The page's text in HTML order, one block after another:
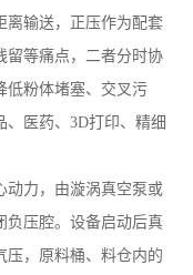
离输送，正压作为配套
留等痛点，二者分时协
低粉体堵塞、交叉污
医药、 3D打印、精细
动力，由漩涡真空泵或
负压腔。设备启动后真
压，原料桶、料仓内的